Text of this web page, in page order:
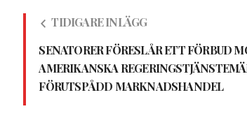
TIDIGARE INLÄGG
SENATORER FÖRESLÅR ETT FÖRBUD
AMERIKANSKA
FÖRUTSPÅDD MARKNADSHANDEL